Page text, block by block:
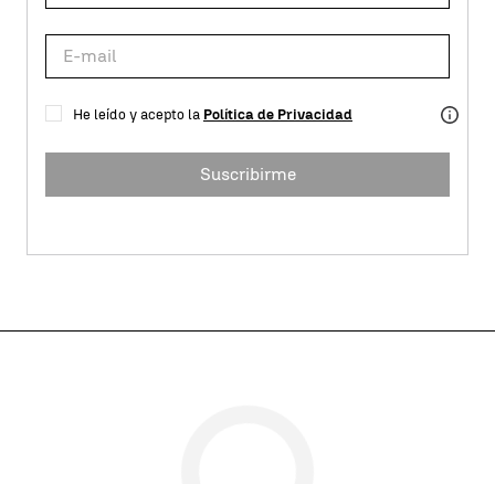
He leído y acepto la Política de Privacidad
Suscribirme